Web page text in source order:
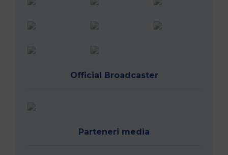
Official Broadcaster
Parteneri media